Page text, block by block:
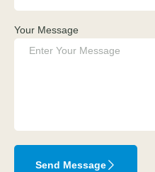
Your Message
Send Message